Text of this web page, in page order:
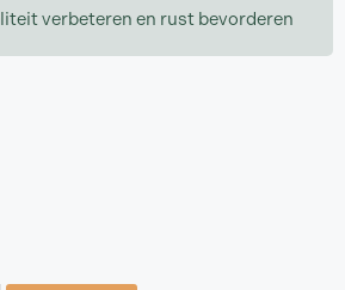
verbeteren en rust bevorderen